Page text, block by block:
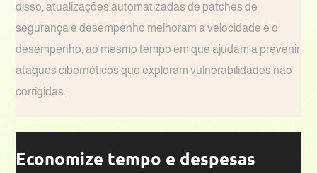
disso, atualizações automatizadas de patches de
segurança e desempenho melhoram a velocidade e o
desempenho, ao mesmo tempo em que ajudam a prevenir
ataques cibernéticos que exploram vulnerabilidades não
corrigidas.
Economize tempo e despesas